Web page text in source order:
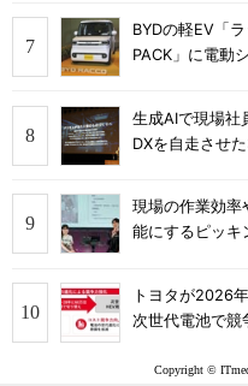
BYDの軽EV「
PACK」に電動
生成AIで現場
DXを自走させ
現場の作業効
能にするピッキ
トヨタが2026
次世代電池で競
Copyright ©